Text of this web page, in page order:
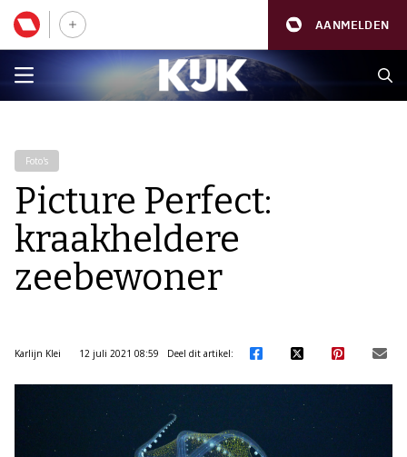
AANMELDEN
Foto's
Picture Perfect:
kraakheldere
zeebewoner
Karlijn Klei 12 juli 2021 08:59 Deel dit artikel: